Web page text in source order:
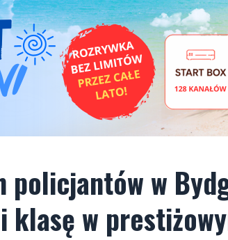
w
klasę w